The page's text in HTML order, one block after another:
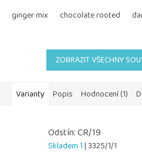
ginger mix
chocolate rooted
ZOBRAZIT VŠECHNY
Varianty Popis Hodnocení (1)
Odstín: CR/19
Skladem 1| 3325/1/1